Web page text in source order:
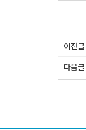
이전글
다음글